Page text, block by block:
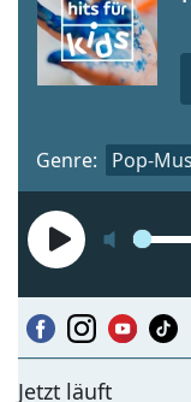
Genre: Pop-
Jetzt läuft